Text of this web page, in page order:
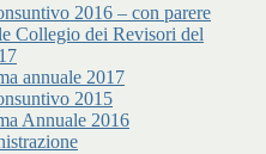
2016 – con parere
Collegio dei Revisori del
annuale 2017
2015
Annuale 2016